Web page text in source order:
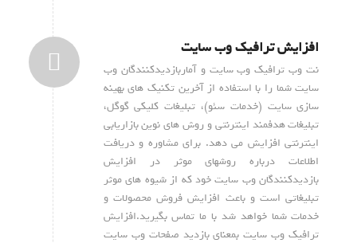
افزایش ترافیک وب سایت
نت وب ترافیک وب سایت و آماربازدیدکنندگان وب
سایت شما را با استفاده از آخرین تکنیک های بهینه
سازی سایت (خدمات سئو)، تبلیغات کلیکی گوگل،
تبلیغات هدفمند اینترنتی و روش های نوین بازاریابی
اینترنتی افزایش می دهد. برای مشاوره و دریافت
اطلاعات درباره روشهای موثر در افزایش
بازدیدکنندگان وب سایت خود که از شیوه های موثر
تبلیغاتی است و باعث افزایش فروش محصولات و
خدمات شما خواهد شد با ما تماس بگیرید.افزایش
ترافیک وب سایت بمعنای بازدید صفحات وب سایت